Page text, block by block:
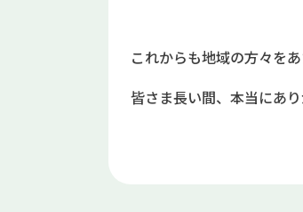
これからも地域の方々を
皆さま長い間、本当にあ